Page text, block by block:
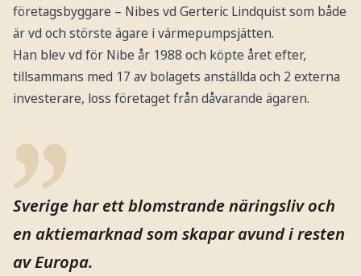
företagsbyggare – Nibes vd Gerteric Lindquist som både
är vd och störste ägare i värmepumpsjätten.
Han blev vd för Nibe år 1988 och köpte året efter,
tillsammans med 17 av bolagets anställda och 2 externa
investerare, loss företaget från dåvarande ägaren.
Sverige har ett blomstrande näringsliv och
en aktiemarknad som skapar avund i resten
av Europa.